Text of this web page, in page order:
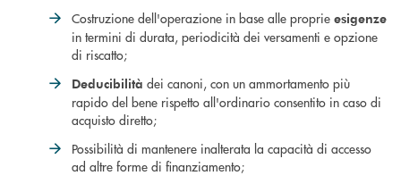
Costruzione dell'operazione in base alle proprie esigenze
in termini di durata, periodicità dei versamenti e opzione
di riscatto;
Deducibilità dei canoni, con un ammortamento più
rapido del bene rispetto all'ordinario consentito in caso di
acquisto diretto;
Possibilità di mantenere inalterata la capacità di accesso
ad altre forme di finanziamento;